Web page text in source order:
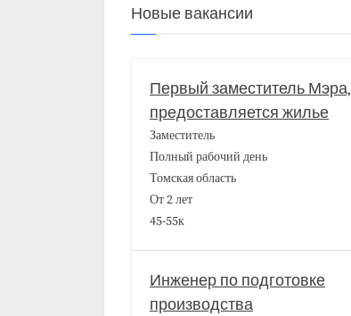
Новые вакансии
Первый заместитель Мэра,
предоставляется жилье
Заместитель
Полный рабочий день
Томская область
От 2 лет
45-55к
Инженер по подготовке
производства